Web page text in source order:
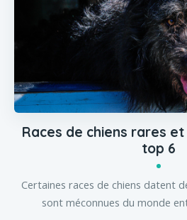
Races de chiens rares
top 6
Certaines races de chiens datent
sont méconnues du monde